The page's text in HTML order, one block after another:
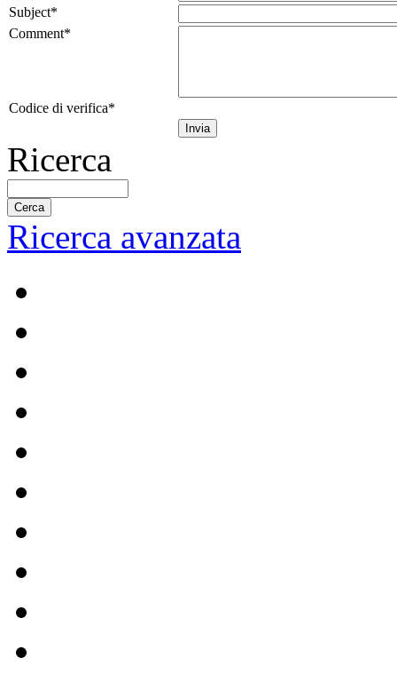
Subject*
Comment*
Codice di verifica*
Ricerca
Ricerca avanzata